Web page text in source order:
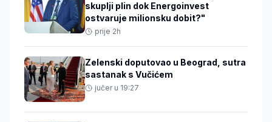
skuplji plin dok Energoinvest
ostvaruje milionsku dobit?"
prije 2h
Zelenski doputovao u Beograd, sutra
sastanak s Vučićem
jučer u 19:27